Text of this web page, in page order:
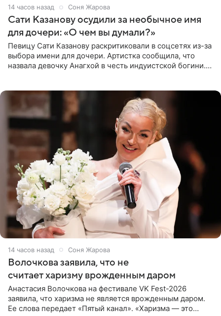
14 часов назад Соня Жарова
Сати Казанову осудили за необычное имя
для дочери: «О чем вы думали?»
Певицу Сати Казанову раскритиковали в соцсетях из-за
выбора имени для дочери. Артистка сообщила, что
назвала девочку Анагхой в честь индуистской богини.
14 часов назад Соня Жарова
Волочкова заявила, что не
считает харизму врожденным даром
Анастасия Волочкова на фестивале VK Fest-2026
заявила, что харизма не является врожденным даром.
Ее слова передает «Пятый канал». «Харизма — это